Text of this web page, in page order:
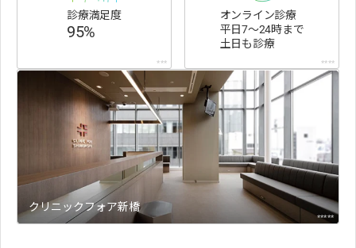
診療満足度
95%
***
オンライン診療
平日7〜24時まで
土日も診療
****
クリニックフォア新橋
*****